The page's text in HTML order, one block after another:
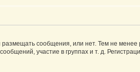
сообщения, или нет. Тем не менее
участие в группах и т. д.